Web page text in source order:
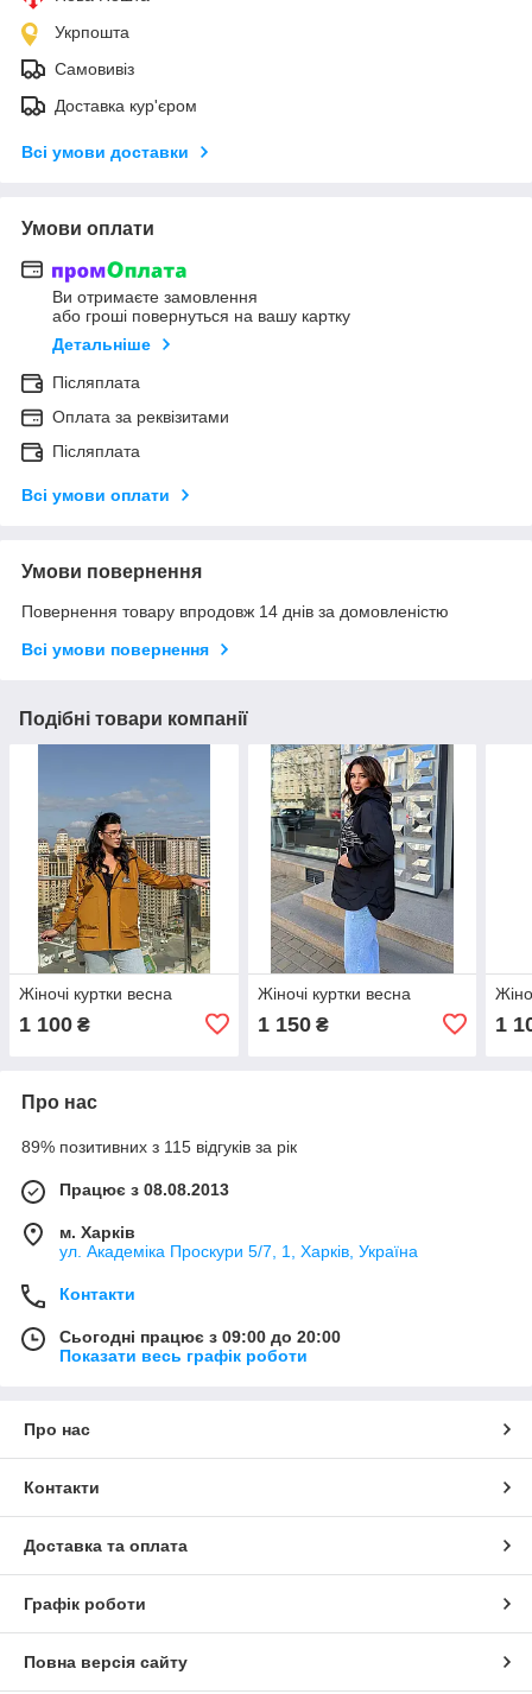
Укрпошта
Самовивіз
Доставка кур'єром
Всі умови доставки
Умови оплати
Ви отримаєте замовлення
або гроші повернуться на вашу картку
Детальніше
Післяплата
Оплата за реквізитами
Післяплата
Всі умови оплати
Умови повернення
Повернення товару впродовж 14 днів за домовленістю
Всі умови повернення
Подібні товари компанії
Жіночі куртки весна
1 100 ₴
Жіночі куртки весна
1 150₴ 1
Про нас
89% позитивних з 115 відгуків за рік
Працює з 08.08.2013
м. Харків
ул. Академіка Проскури 5/7, 1, Харків, Україна
Контакти
Сьогодні працює з 09:00 до 20:00
Показати весь графік роботи
Про нас
Контакти
Доставка та оплата
Графік роботи
Повна версія сайту